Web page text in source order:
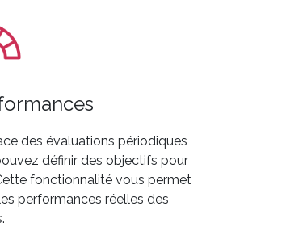
des évaluations périodiques
définir des objectifs pour
fonctionnalité vous permet
performances réelles des